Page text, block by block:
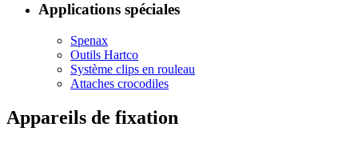
Applications spéciales
Spenax
Outils Hartco
Système clips en rouleau
Attaches crocodiles
Appareils de fixation